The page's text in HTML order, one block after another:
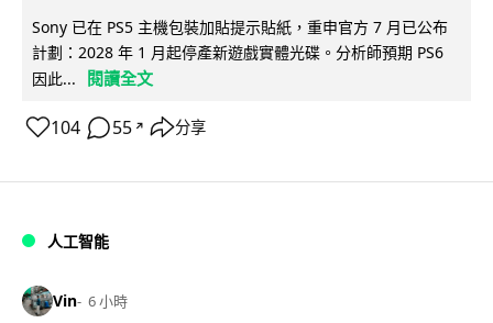
Sony 已在 PS5 主機包裝加貼提示貼紙，重申官方 7 月已公布
計劃：2028 年 1 月起停產新遊戲實體光碟。分析師預期 PS6
因此...
閱讀全文
104 55 ↗ 分享
人工智能
Vin 6 小時